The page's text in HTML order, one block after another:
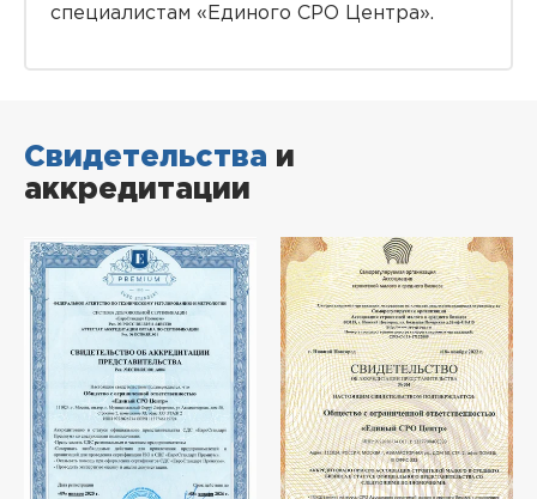
специалистам «Единого СРО Центра».
Свидетельства и
аккредитации